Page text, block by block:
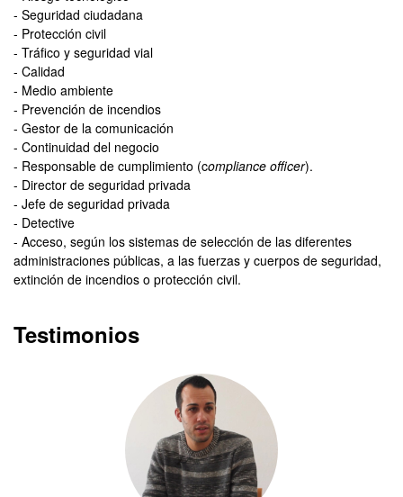
- Seguridad ciudadana
- Protección civil
- Tráfico y seguridad vial
- Calidad
- Medio ambiente
- Prevención de incendios
- Gestor de la comunicación
- Continuidad del negocio
- Responsable de cumplimiento (compliance officer).
- Director de seguridad privada
- Jefe de seguridad privada
- Detective
- Acceso, según los sistemas de selección de las diferentes
administraciones públicas, a las fuerzas y cuerpos de seguridad,
extinción de incendios o protección civil.
Testimonios